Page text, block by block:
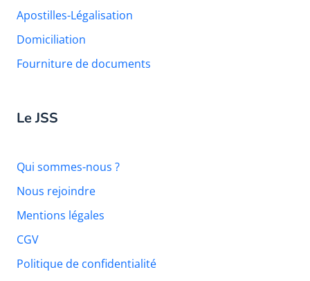
Apostilles-Légalisation
Domiciliation
Fourniture de documents
Le JSS
Qui sommes-nous ?
Nous rejoindre
Mentions légales
CGV
Politique de confidentialité